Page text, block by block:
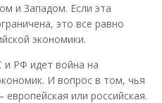
и Западом. Если эта
это все равно
экономики.
и РФ идет война на
И вопрос в том, чья
или российская.